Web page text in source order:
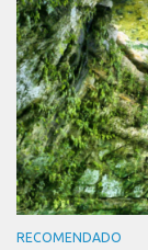
RECOMENDADO